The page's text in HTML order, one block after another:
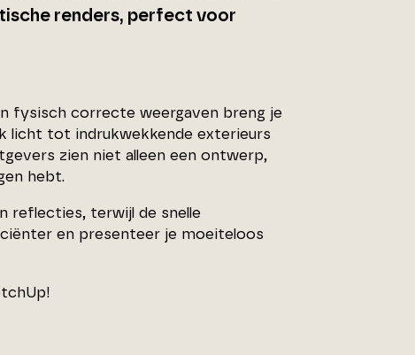
renders, perfect voor
fysisch correcte weergaven breng je
licht tot indrukwekkende exterieurs
zien niet alleen een ontwerp,
hebt.
reflecties, terwijl de snelle
en presenteer je moeiteloos